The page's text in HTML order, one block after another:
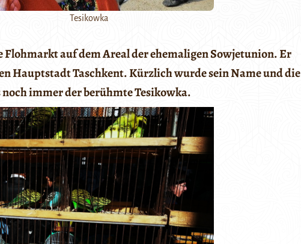
Tesikowka
Flohmarkt auf dem Areal der ehemaligen Sowjetunion. Er
Hauptstadt Taschkent. Kürzlich wurde sein Name und die
immer der berühmte Tesikowka.